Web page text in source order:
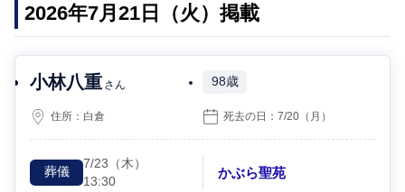
2026年7月21日（火）掲載
小林八重 さん 98歳
住所： 白倉 死去の日：7/20 （月）
葬儀
7/23 （木）
13:30
かぶら聖苑